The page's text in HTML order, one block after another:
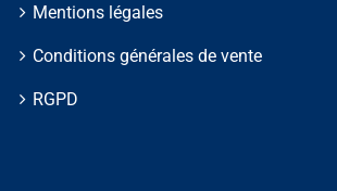
Mentions légales
Conditions générales de vente
RGPD